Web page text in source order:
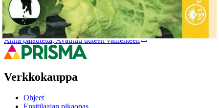
Ovatko tuotetiedot riittävät? Jos tuotetiedoissa on puutteita tai niitä
voisi muuten parantaa, anna palautetta.
Anna palautetta,Avautuu uuteen välilehteen
Verkkokauppa
Ohjeet